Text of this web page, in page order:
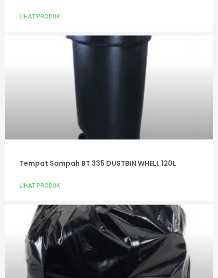
LIHAT PRODUK
Tempat Sampah BT 335 DUSTBIN WHELL 120L
LIHAT PRODUK